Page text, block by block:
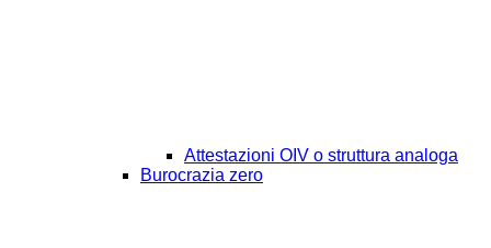
Attestazioni OIV o struttura analoga
Burocrazia zero